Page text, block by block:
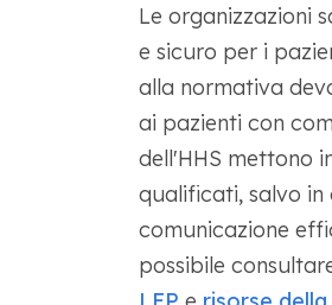
Le organizzazioni
e sicuro per i
alla normativa
ai pazienti con
dell'HHS mettono
qualificati, salvo in
comunicazione
possibile